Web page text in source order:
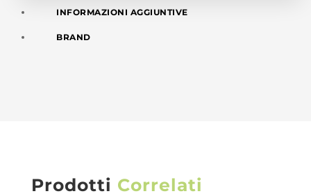
INFORMAZIONI AGGIUNTIVE
BRAND
Prodotti Correlati